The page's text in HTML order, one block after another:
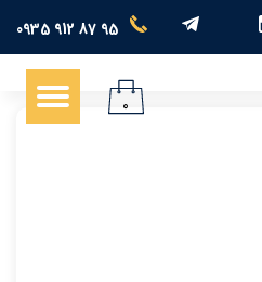
0935 912 87 95
۰